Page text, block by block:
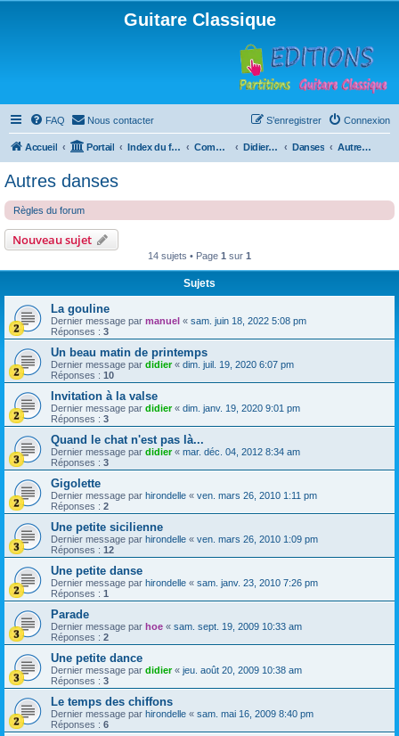
Guitare Classique
FAQ Nous contacter Connexion
S’enregistrer
Accueil Portail Index du forum Compositions Didierland Danses Autres danses
Autres danses
Règles du forum
Nouveau sujet
14 sujets • Page 1 sur 1
Sujets
La gouline
Dernier message par manuel « sam. juin 18, 2022 5:08 pm
Réponses : 3
Un beau matin de printemps
Dernier message par didier« dim. juil. 19, 2020 6:07 pm
Réponses : 10
Invitation à la valse
Dernier message par didier« dim. janv. 19, 2020 9:01 pm
Réponses : 3
Quand le chat n'est pas là...
Dernier message par didier« mar. déc. 04, 2012 8:34 am
Réponses : 3
Gigolette
Dernier message par hirondelle « ven. mars 26, 2010 1:11 pm
Réponses : 2
Une petite sicilienne
Dernier message par hirondelle « ven. mars 26, 2010 1:09 pm
Réponses : 12
Une petite danse
Dernier message par hirondelle « sam. janv. 23, 2010 7:26 pm
Réponses : 1
Parade
Dernier message par hoe « sam. sept. 19, 2009 10:33 am
Réponses : 2
Une petite dance
Dernier message par didier« jeu. août 20, 2009 10:38 am
Réponses : 3
Le temps des chiffons
Dernier message par hirondelle « sam. mai 16, 2009 8:40 pm
Réponses : 6